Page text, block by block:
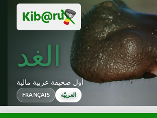
الغد
أول صحيفة عربية مالية
FRANÇAIS العربيّة